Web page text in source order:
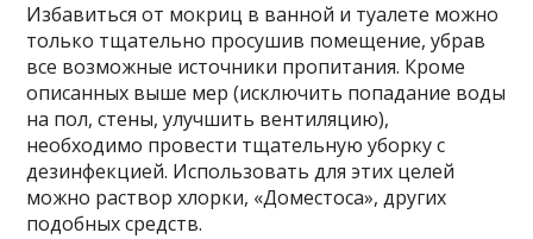
Избавиться от мокриц в ванной и туалете можно
только тщательно просушив помещение, убрав
все возможные источники пропитания. Кроме
описанных выше мер (исключить попадание воды
на пол, стены, улучшить вентиляцию),
необходимо провести тщательную уборку с
дезинфекцией. Использовать для этих целей
можно раствор хлорки, «Доместоса», других
подобных средств.